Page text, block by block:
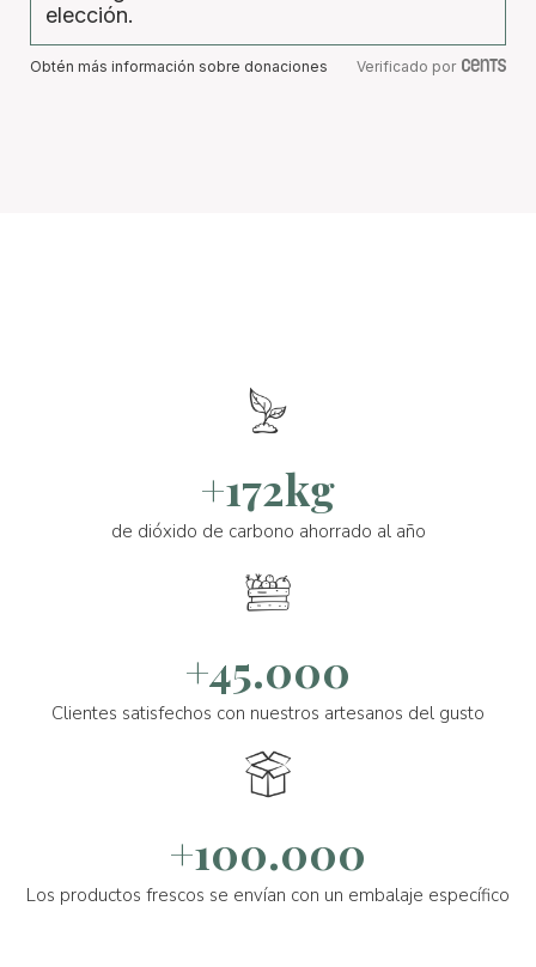
elección.
Obtén más información sobre donaciones Verificado por
+172kg
de dióxido de carbono ahorrado al año
+45.000
Clientes satisfechos con nuestros artesanos del gusto
+100.000
Los productos frescos se envían con un embalaje específico